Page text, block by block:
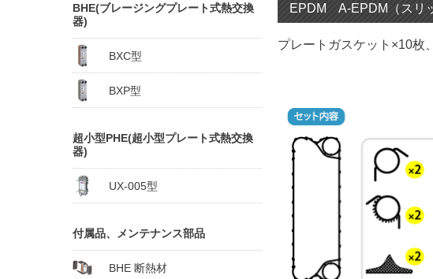
EPDM A-EPDM（スリ
プレートガスケット×10枚
BHE(ブレージングプレート式熱交換
器)
BXC型
BXP型
超小型PHE(超小型プレート式熱交換
器)
UX-005型
付属品、メンテナンス部品
BHE 断熱材